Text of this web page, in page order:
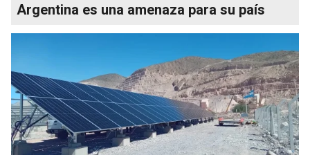
Argentina es una amenaza para su país